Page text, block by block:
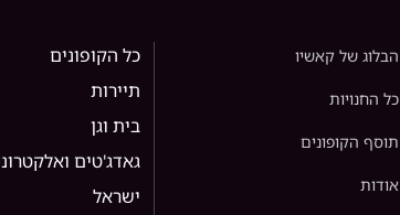
הבלוג של קאשיו
כל החנויות
תוסף הקופונים
אודות
כל הקופונים
תיירות
בית וגן
גאדג'טים
ישראל